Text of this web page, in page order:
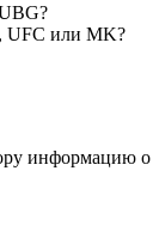
UFС или MK?
информацию о